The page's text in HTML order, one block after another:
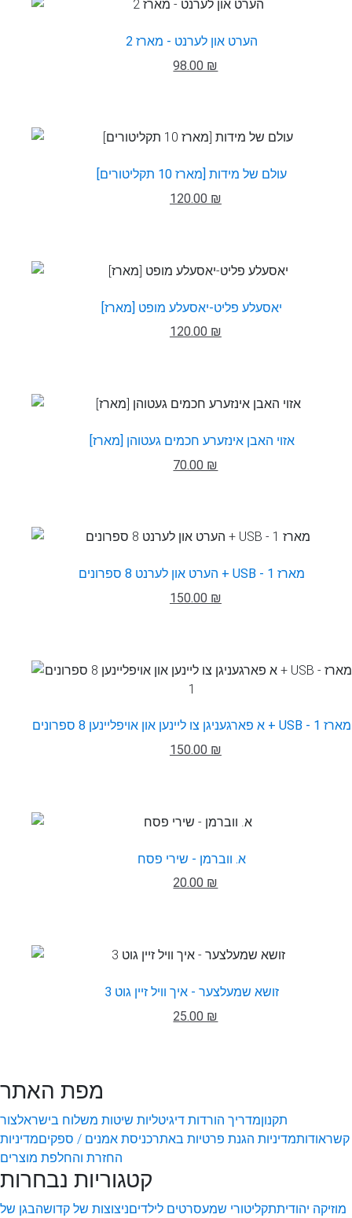
הערט און לערנט - מארז 2
98.00 ₪
עולם של מידות [מארז 10 תקליטורים]
120.00 ₪
יאסעלע פליט-יאסעלע מופט [מארז]
120.00 ₪
אזוי האבן אינזערע חכמים געטוהן [מארז]
70.00 ₪
הערט און לערנט 8 ספרונים + USB - מארז 1
150.00 ₪
א פארגעניגן צו ליינען און אויפליינען 8 ספרונים + USB - מארז 1
150.00 ₪
א. ווברמן - שירי פסח
20.00 ₪
זושא שמעלצער - איך וויל זיין גוט 3
25.00 ₪
מפת האתר
תקנוןמדריך הורדות דיגיטליות שיטות משלוח בישראלצור
קשראודותמדיניות הגנת פרטיות באתרכניסת אמנים / ספקיםמדיניות
החזרת והחלפת מוצרים
קטגוריות נבחרות
מוזיקה יהודיתתקליטורי שמעסרטים לילדיםניצוצות של קדושהבגן של